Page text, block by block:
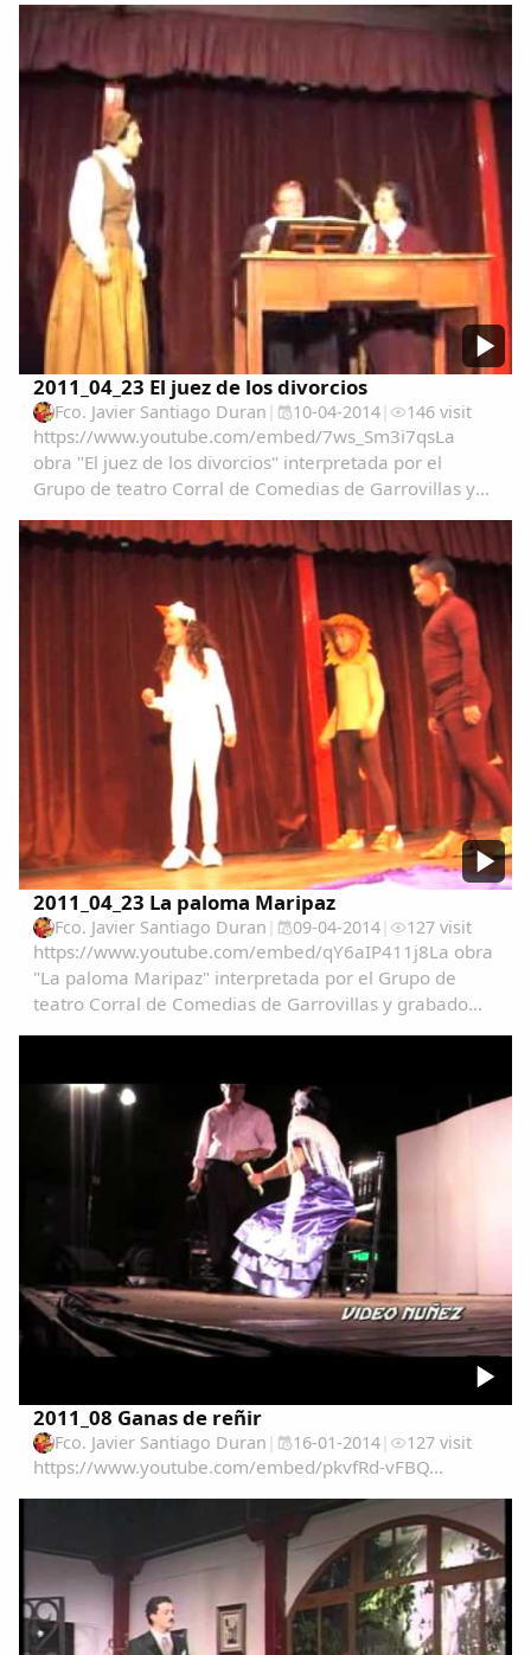
aniversario. Actuan:Ana Luz HernandezAngela...
2011_04_23 El juez de los divorcios
Fco. Javier Santiago Duran | 10-04-2014| 146 visit
https://www.youtube.com/embed/7ws_Sm3i7qsLa
obra "El juez de los divorcios" interpretada por el
Grupo de teatro Corral de Comedias de Garrovillas y
grabado por Mariano Nuñez en su XX aniversario. ...
2011_04_23 La paloma Maripaz
Fco. Javier Santiago Duran | 09-04-2014| 127 visit
https://www.youtube.com/embed/qY6aIP411j8La obra
"La paloma Maripaz" interpretada por el Grupo de
teatro Corral de Comedias de Garrovillas y grabado
por Mariano Nuñez en su XX
PrietoFernando...
2011_08 Ganas de reñir
Fco. Javier Santiago Duran | 16-01-2014| 127 visit
https://www.youtube.com/embed/pkvfRd-vFBQ...
Compartir en Twitter
Copiar enlace